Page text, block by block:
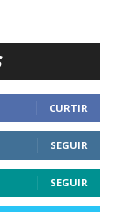
CURTIR
SEGUIR
SEGUIR